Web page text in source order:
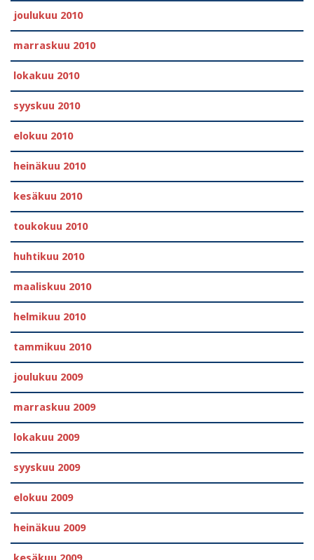
joulukuu 2010
marraskuu 2010
lokakuu 2010
syyskuu 2010
elokuu 2010
heinäkuu 2010
kesäkuu 2010
toukokuu 2010
huhtikuu 2010
maaliskuu 2010
helmikuu 2010
tammikuu 2010
joulukuu 2009
marraskuu 2009
lokakuu 2009
syyskuu 2009
elokuu 2009
heinäkuu 2009